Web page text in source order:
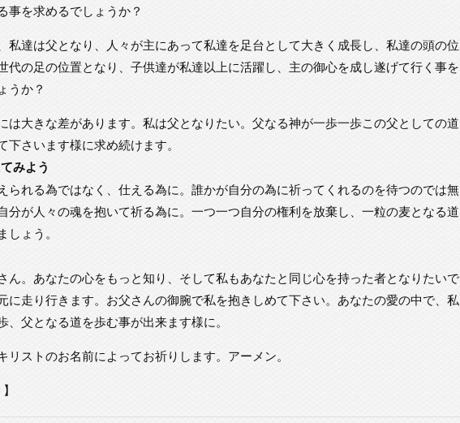
事を求めるでしょうか？
私達は父となり、人々が主にあって私達を足台として大きく成長し、私達の頭の位
代の足の位置となり、子供達が私達以上に活躍し、主の御心を成し遂げて行く事を
うか？
は大きな差があります。私は父となりたい。父なる神が一歩一歩この父としての道
下さいます様に求め続けます。
みよう
られる為ではなく、仕える為に。誰かが自分の為に祈ってくれるのを待つのでは無
分が人々の魂を抱いて祈る為に。一つ一つ自分の権利を放棄し、一粒の麦となる道
しょう。
ん。あなたの心をもっと知り、そして私もあなたと同じ心を持った者となりたいで
に走り行きます。お父さんの御腕で私を抱きしめて下さい。あなたの愛の中で、私
、父となる道を歩む事が出来ます様に。
リストのお名前によってお祈りします。アーメン。